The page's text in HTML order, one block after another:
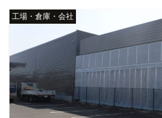
工場・倉庫・会社